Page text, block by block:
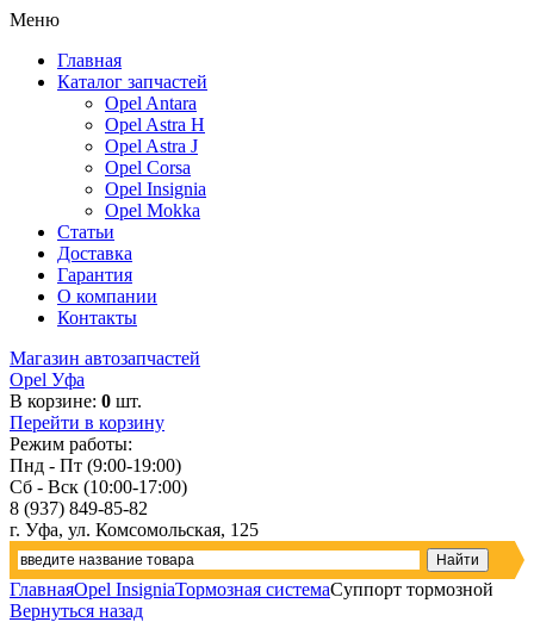
Меню
Главная
Каталог запчастей
Opel Antara
Opel Astra H
Opel Astra J
Opel Corsa
Opel Insignia
Opel Mokka
Статьи
Доставка
Гарантия
О компании
Контакты
Магазин автозапчастей
Opel Уфа
В корзине: 0 шт.
Перейти в корзину
Режим работы:
Пнд - Пт (9:00-19:00)
Сб - Вск (10:00-17:00)
8 (937) 849-85-82
г. Уфа, ул. Комсомольская, 125
ГлавнаяOpel InsigniaТормозная системаСуппорт тормозной
Вернуться назад